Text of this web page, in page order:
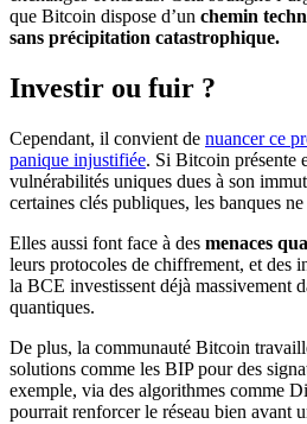
que Bitcoin dispose d’un chemin
sans précipitation catastrophique.
Investir ou fuir ?
Cependant, il convient de nuancer ce
panique injustifiée. Si Bitcoin présente
vulnérabilités uniques dues à son
certaines clés publiques, les banques
Elles aussi font face à des menaces
leurs protocoles de chiffrement, et des
la BCE investissent déjà massivement
quantiques.
De plus, la communauté Bitcoin
solutions comme les BIP pour des
exemple, via des algorithmes comme
pourrait renforcer le réseau bien avant